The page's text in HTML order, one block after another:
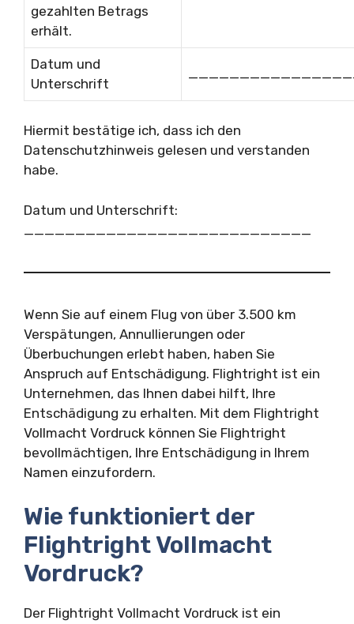
gezahlten Betrags
erhält.
Datum und
Unterschrift
Hiermit bestätige ich, dass ich den
Datenschutzhinweis gelesen und verstanden
habe.
Datum und Unterschrift:
Wenn Sie auf einem Flug von über 3.500 km
Verspätungen, Annullierungen oder
Überbuchungen erlebt haben, haben Sie
Anspruch auf Entschädigung. Flightright ist ein
Unternehmen, das Ihnen dabei hilft, Ihre
Entschädigung zu erhalten. Mit dem Flightright
Vollmacht Vordruck können Sie Flightright
bevollmächtigen, Ihre Entschädigung in Ihrem
Namen einzufordern.
Wie funktioniert der
Flightright Vollmacht
Vordruck?
Der Flightright Vollmacht Vordruck ist ein